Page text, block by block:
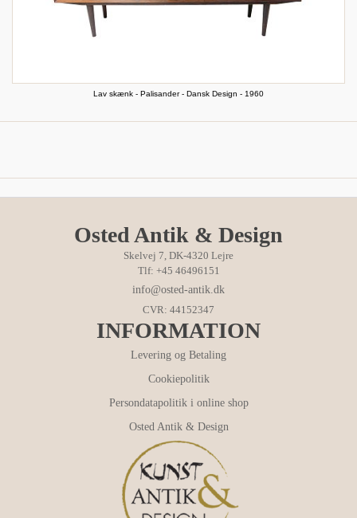
Lav skænk - Palisander - Dansk Design - 1960
Osted Antik & Design
Skelvej 7, DK-4320 Lejre
Tlf: +45 46496151
info@osted-antik.dk
CVR: 44152347
INFORMATION
Levering og Betaling
Cookiepolitik
Persondatapolitik i online shop
Osted Antik & Design